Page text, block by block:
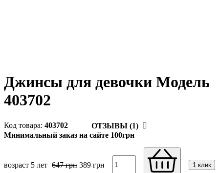
Джинсы для девочки Модель
403702
403702
ОТЗЫВЫ (1)
Минимальный заказ на сайте 100грн
возраст 5 лет 647грн 389 грн 1 клик